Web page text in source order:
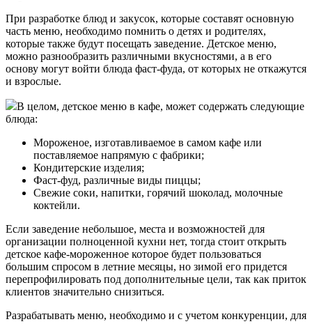
При разработке блюд и закусок, которые составят основную
часть меню, необходимо помнить о детях и родителях,
которые также будут посещать заведение. Детское меню,
можно разнообразить различными вкусностями, а в его
основу могут войти блюда фаст-фуда, от которых не откажутся
и взрослые.
В целом, детское меню в кафе, может содержать следующие
блюда:
Мороженое, изготавливаемое в самом кафе или
поставляемое напрямую с фабрики;
Кондитерские изделия;
Фаст-фуд, различные виды пиццы;
Свежие соки, напитки, горячий шоколад, молочные
коктейли.
Если заведение небольшое, места и возможностей для
организации полноценной кухни нет, тогда стоит открыть
детское кафе-мороженное которое будет пользоваться
большим спросом в летние месяцы, но зимой его придется
перепрофилировать под дополнительные цели, так как приток
клиентов значительно снизиться.
Разрабатывать меню, необходимо и с учетом конкуренции, для